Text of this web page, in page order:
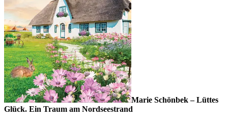
Marie Schönbek – Lüttes
Glück. Ein Traum am Nordseestrand